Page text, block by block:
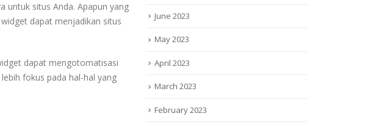
untuk situs Anda. Apapun yang
dapat menjadikan situs
dapat mengotomatisasi
fokus pada hal-hal yang
June 2023
May 2023
April 2023
March 2023
February 2023